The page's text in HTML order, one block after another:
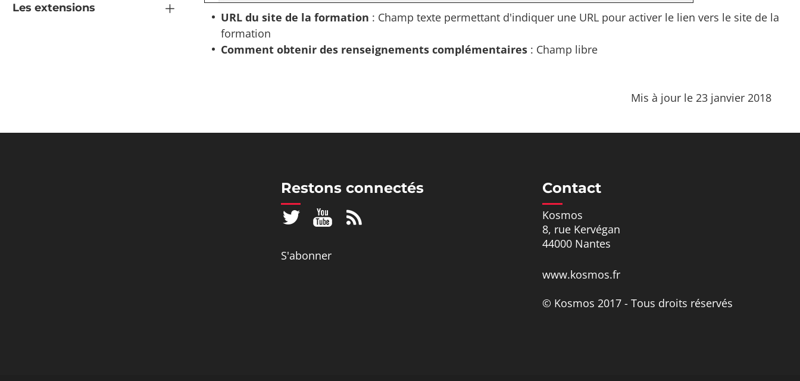
Les extensions
URL du site de la formation : Champ texte permettant d'indiquer une URL pour activer le lien vers le site de la
formation
Comment obtenir des renseignements complémentaires: Champ libre
Mis à jour le 23 janvier 2018
Restons connectés
S'abonner
Contact
Kosmos
8, rue Kervégan
44000 Nantes
www.kosmos.fr
© Kosmos 2017 - Tous droits réservés